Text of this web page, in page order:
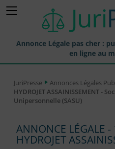
Annonce Légale pas cher :
en ligne au
Annonces Légales Publiées
Journaux Habilités (JAL)
JuriPresse
Annonces Légales
HYDROJET ASSAINISSEMENT -
Unipersonnelle (SASU)
ANNONCE LÉGALE
HYDROJET